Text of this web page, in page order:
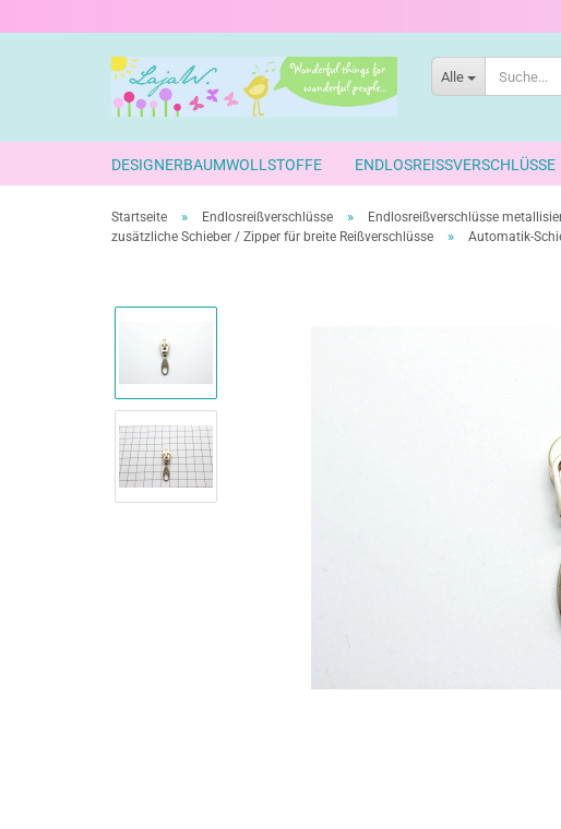
Alle
DESIGNERBAUMWOLLSTOFFE ENDLOSREISSVERSCHLÜSSE
Startseite » Endlosreißverschlüsse » Endlosreißverschlüsse
zusätzliche Schieber / Zipper für breite Reißverschlüsse » Automatik-